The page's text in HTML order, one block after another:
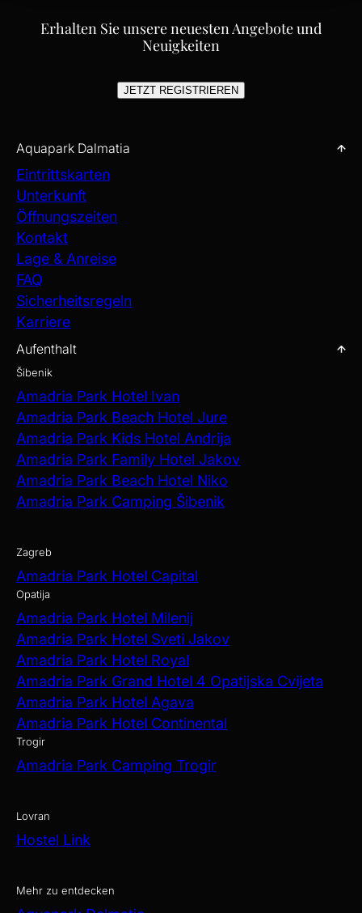
Erhalten Sie unsere neuesten Angebote und
Neuigkeiten
JETZT REGISTRIEREN
Aquapark Dalmatia
Eintrittskarten
Unterkunft
Öffnungszeiten
Kontakt
Lage & Anreise
FAQ
Sicherheitsregeln
Karriere
Aufenthalt
Šibenik
Amadria Park Hotel Ivan
Amadria Park Beach Hotel Jure
Amadria Park Kids Hotel Andrija
Amadria Park Family Hotel Jakov
Amadria Park Beach Hotel Niko
Amadria Park Camping Šibenik
Zagreb
Amadria Park Hotel Capital
Opatija
Amadria Park Hotel Milenij
Amadria Park Hotel Sveti Jakov
Amadria Park Hotel Royal
Amadria Park Grand Hotel 4 Opatijska Cvijeta
Amadria Park Hotel Agava
Amadria Park Hotel Continental
Trogir
Amadria Park Camping Trogir
Lovran
Hostel Link
Mehr zu entdecken